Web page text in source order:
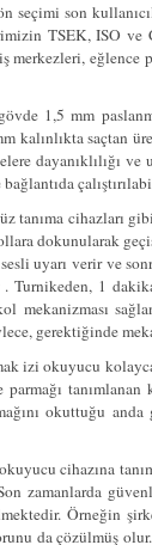
son
TSEK, ISO
eğlence
1,5 mm
kalınlıkta saçtan
dayanıklılığı ve
cihazları
dokunularak
uyarı verir ve
Turnikeden, 1
gerektiğinde
izi okuyucu
okuttuğu
cihazına
zamanlarda
Örneğin
da çözülmüş